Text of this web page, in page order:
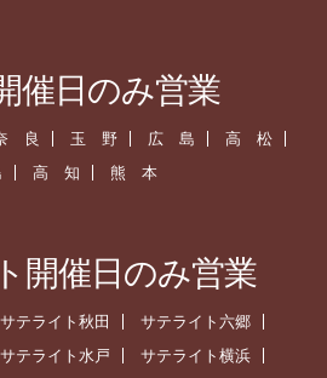
催日のみ営業
良 玉 野 広 島
高 松
高 知 熊 本
開催日のみ営業
サテライト秋田
サテライト六郷
サテライト水戸 サテライト横浜